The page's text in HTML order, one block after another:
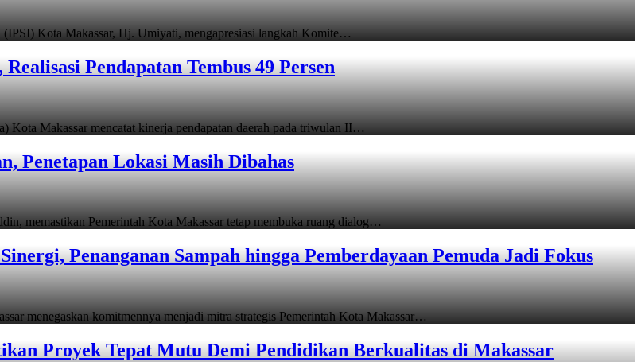
Kota Makassar, Hj. Umiyati, mengapresiasi langkah Komite…
Pendapatan Tembus 49 Persen
Makassar mencatat kinerja pendapatan daerah pada triwulan II…
Penetapan Lokasi Masih Dibahas
Pemerintah Kota Makassar tetap membuka ruang dialog…
Penanganan Sampah hingga Pemberdayaan Pemuda Jadi Fokus
menegaskan komitmennya menjadi mitra strategis Pemerintah Kota Makassar…
Proyek Tepat Mutu Demi Pendidikan Berkualitas di Makassar